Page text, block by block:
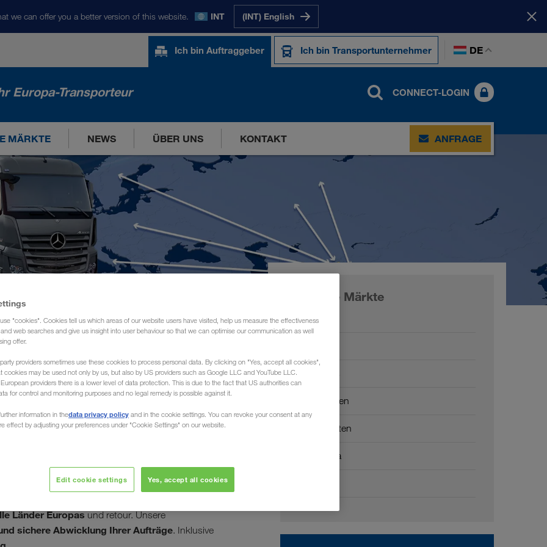
we can offer you a better version of this website. INT (INT) English
Ich bin Auftraggeber Ich bin Transportunternehmer DE
Europa-Transporteur CONNECT-LOGIN
MÄRKTE NEWS ÜBER UNS KONTAKT ANFRAGE
(Spedition)
/ nach
und Entladen Ihrer Waren von Dushanbe bis
organisiert
Länder Europasund retour. Unsere
sichere Abwicklung Ihrer Aufträge. Inklusive
Unsere Märkte
Europa
Zentralasien
Naher Osten
Nordafrika
"cookies". Cookies tell us which areas of our website users have visited, help us measure the effectiveness
web searches and give us insight into user behaviour so that we can optimise our communication as well
offer.
providers sometimes use these cookies to process personal data. By clicking on "Yes, accept all cookies",
cookies may be used not only by us, but also by US providers such as Google LLC and YouTube LLC.
providers there is a lower level of data protection. This is due to the fact that US authorities can
for control and monitoring purposes and no legal remedy is possible against it.
information in thedata privacy policy and in the cookie settings. You can revoke your consent at any
effect by adjusting your preferences under "Cookie Settings" on our website.
Edit cookie settings Yes, accept all cookies